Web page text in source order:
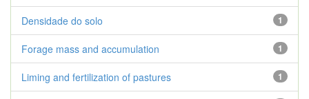
1
Densidade do solo
1
Forage mass and accumulation
1
Liming and fertilization of pastures